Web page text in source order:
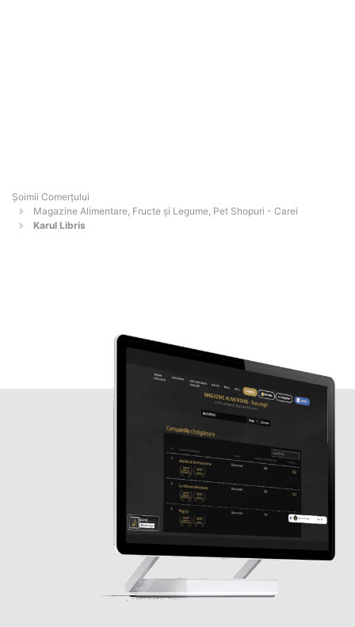
Șoimii Comerțului
Magazine Alimentare, Fructe și Legume, Pet Shopuri - Carei
Karul Libris